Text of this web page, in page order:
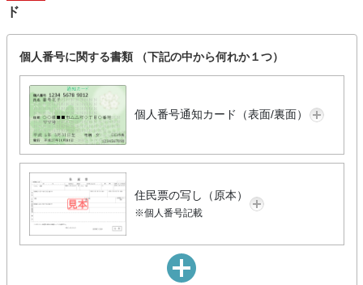
ド
個人番号に関する書類 （下記の中から何れか１つ）
個人番号通知カード（表面/裏面）
住民票の写し（原本）
※個人番号記載